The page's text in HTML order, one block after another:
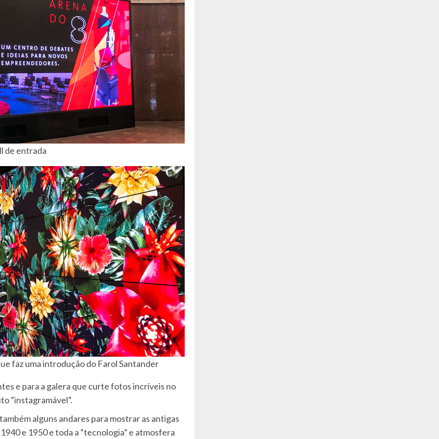
de entrada
faz uma introdução do Farol Santander
e para a galera que curte fotos incríveis no
“instagramável”.
alguns andares para mostrar as antigas
e 1950 e toda a “tecnologia” e atmosfera